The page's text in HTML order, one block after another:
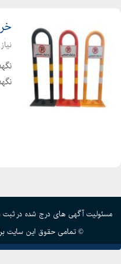
مسئولیت آگهی های درج شده در ثبت
© تمامی حقوق این سایت